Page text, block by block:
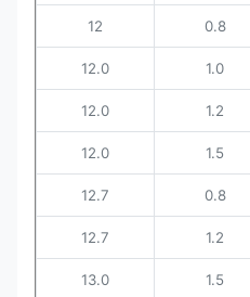
12 0.8
12.0 1.0
12.0 1.2
12.0 1.5
12.7 0.8
12.7 1.2
13.0 1.5